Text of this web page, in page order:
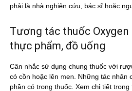
phải là nhà nghiên cứu, bác sĩ hoặc
Tương tác thuốc Oxygen
thực phẩm, đồ uống
Cân nhắc sử dụng chung thuốc với
có cồn hoặc lên men. Những tác nhân
phần có trong thuốc. Xem chi tiết